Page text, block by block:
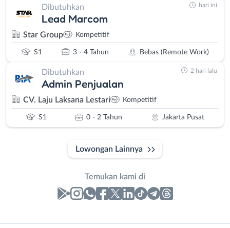
Dibutuhkan
Lead Marcom
Star Group Kompetitif
S1 3 - 4 Tahun Bebas (Remote Work)
hari ini
Dibutuhkan
Admin Penjualan
CV. Laju Laksana Lestari Kompetitif
S1 0 - 2 Tahun Jakarta Pusat
2 hari lalu
Lowongan Lainnya
Temukan kami di